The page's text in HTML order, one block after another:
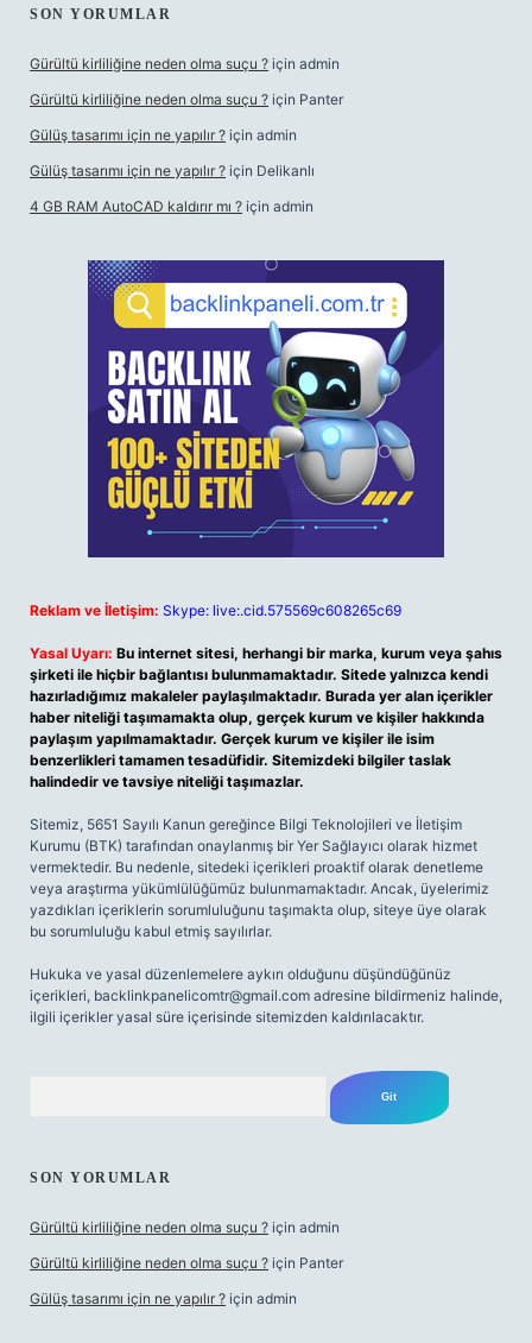
SON YORUMLAR
Gürültü kirliliğine neden olma suçu ? için admin
Gürültü kirliliğine neden olma suçu ? için Panter
Gülüş tasarımı için ne yapılır ? için admin
Gülüş tasarımı için ne yapılır ? için Delikanlı
4 GB RAM AutoCAD kaldırır mı ? için admin
Reklam ve İletişim: Skype: live:.cid.575569c608265c69
Yasal Uyarı: Bu internet sitesi, herhangi bir marka, kurum veya şahıs
şirketi ile hiçbir bağlantısı bulunmamaktadır. Sitede yalnızca kendi
hazırladığımız makaleler paylaşılmaktadır. Burada yer alan içerikler
haber niteliği taşımamakta olup, gerçek kurum ve kişiler hakkında
paylaşım yapılmamaktadır. Gerçek kurum ve kişiler ile isim
benzerlikleri tamamen tesadüfidir. Sitemizdeki bilgiler taslak
halindedir ve tavsiye niteliği taşımazlar.
Sitemiz, 5651 Sayılı Kanun gereğince Bilgi Teknolojileri ve İletişim
Kurumu (BTK) tarafından onaylanmış bir Yer Sağlayıcı olarak hizmet
vermektedir. Bu nedenle, sitedeki içerikleri proaktif olarak denetleme
veya araştırma yükümlülüğümüz bulunmamaktadır. Ancak, üyelerimiz
yazdıkları içeriklerin sorumluluğunu taşımakta olup, siteye üye olarak
bu sorumluluğu kabul etmiş sayılırlar.
Hukuka ve yasal düzenlemelere aykırı olduğunu düşündüğünüz
içerikleri, backlinkpanelicomtr@gmail.com adresine bildirmeniz halinde,
ilgili içerikler yasal süre içerisinde sitemizden kaldırılacaktır.
SON YORUMLAR
Gürültü kirliliğine neden olma suçu ? için admin
Gürültü kirliliğine neden olma suçu ? için Panter
Gülüş tasarımı için ne yapılır ? için admin